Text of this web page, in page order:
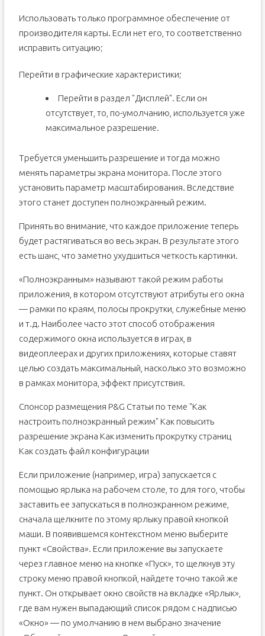
Использовать только программное обеспечение от
производителя карты. Если нет его, то соответственно
исправить ситуацию;
Перейти в графические характеристики;
Перейти в раздел "Дисплей". Если он
отсутствует, то, по-умолчанию, используется уже
максимальное разрешение.
Требуется уменьшить разрешение и тогда можно
менять параметры экрана монитора. После этого
установить параметр масштабирования. Вследствие
этого станет доступен полноэкранный режим.
Принять во внимание, что каждое приложение теперь
будет растягиваться во весь экран. В результате этого
есть шанс, что заметно ухудшиться четкость картинки.
«Полноэкранным» называют такой режим работы
приложения, в котором отсутствуют атрибуты его окна
— рамки по краям, полосы прокрутки, служебные меню
и т.д. Наиболее часто этот способ отображения
содержимого окна используется в играх, в
видеоплеерах и других приложениях, которые ставят
целью создать максимальный, насколько это возможно
в рамках монитора, эффект присутствия.
Спонсор размещения P&G Статьи по теме "Как
настроить полноэкранный режим" Как повысить
разрешение экрана Как изменить прокрутку страниц
Как создать файл конфигурации
Если приложение (например, игра) запускается с
помощью ярлыка на рабочем столе, то для того, чтобы
заставить ее запускаться в полноэкранном режиме,
сначала щелкните по этому ярлыку правой кнопкой
маши. В появившемся контекстном меню выберите
пункт «Свойства». Если приложение вы запускаете
через главное меню на кнопке «Пуск», то щелкнув эту
строку меню правой кнопкой, найдете точно такой же
пункт. Он открывает окно свойств на вкладке «Ярлык»,
где вам нужен выпадающий список рядом с надписью
«Окно» — по умолчанию в нем выбрано значение